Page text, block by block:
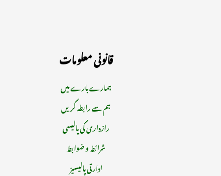
قانونی معلومات
ہمارے بارے میں
ہم سے رابطہ کریں
رازداری کی پالیسی
شرائط و ضوابط
ادارتی پالیسیز